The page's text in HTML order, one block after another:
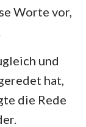
Worte vor,
und
hat,
die Rede